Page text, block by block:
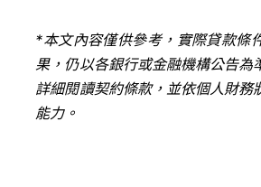
*本文內容僅供參考，實際貸款條
果，仍以各銀行或金融機構公告為
詳細閱讀契約條款，並依個人財務
能力。